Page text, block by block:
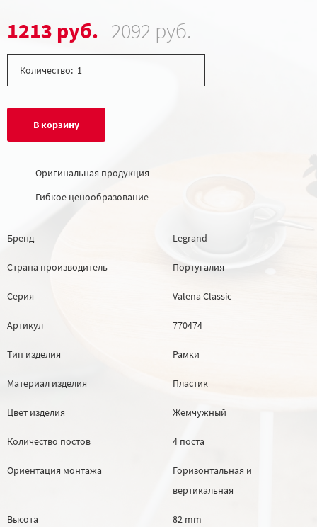
1213 руб. 2092 руб.
Количество:
В корзину
Оригинальная продукция
Гибкое ценообразование
Бренд Legrand
Страна производитель Португалия
Серия Valena Classic
Артикул 770474
Тип изделия Рамки
Материал изделия Пластик
Цвет изделия Жемчужный
Количество постов 4 поста
Ориентация монтажа
Горизонтальная и
вертикальная
Высота 82 mm